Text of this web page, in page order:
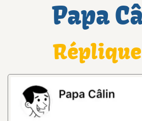
Papa
Réplique